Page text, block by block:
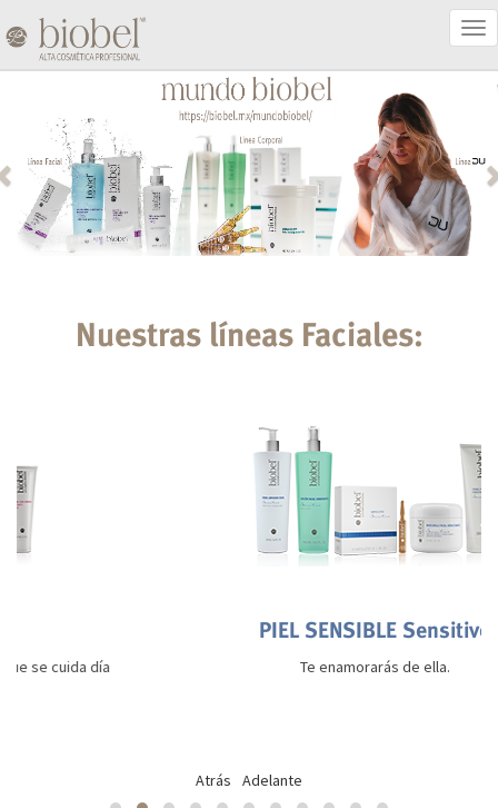
Nuestras líneas Faciales:
día
PIEL SENSIBLE Sensitive
Te enamorarás de ella.
Atrás Adelante